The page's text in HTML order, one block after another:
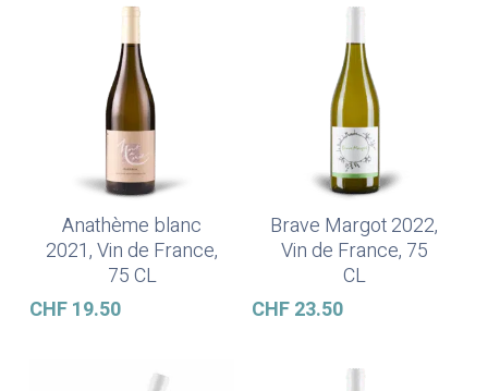
In Den Warenkorb
Anathème blanc
2021, Vin de France,
75 CL
CHF19.50
In Den Warenkorb
Brave Margot 2022,
Vin de France, 75
CL
CHF23.50